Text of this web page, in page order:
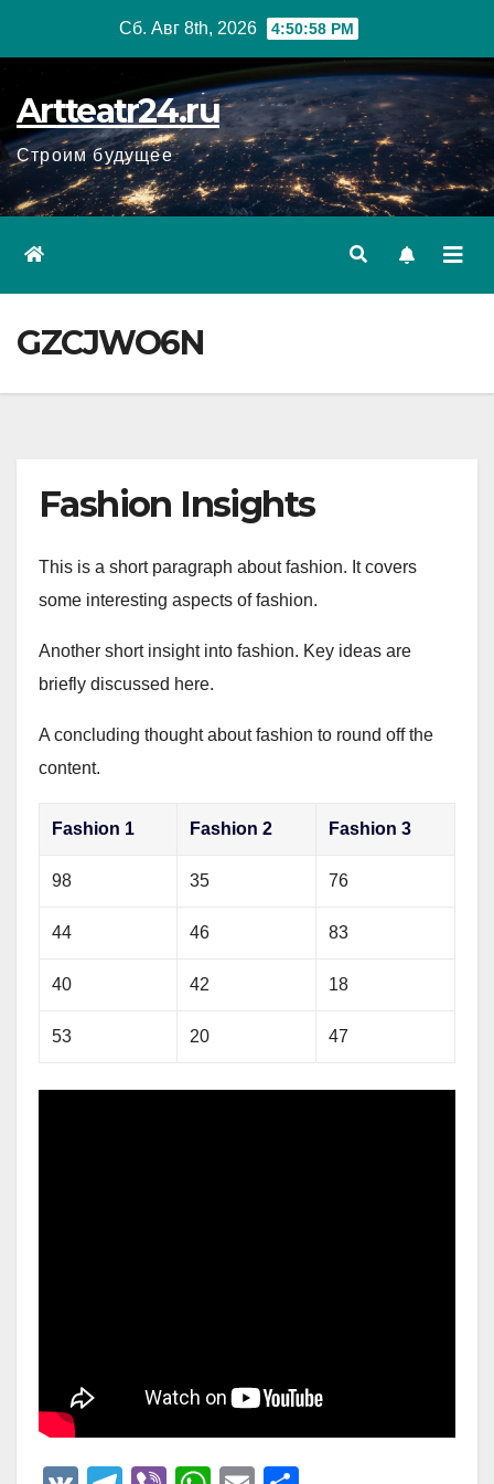
Сб. Авг 8th, 2026 4:50:59 PM
Artteatr24.ru
Строим будущее
GZCJWO6N
Fashion Insights
This is a short paragraph about fashion. It covers
some interesting aspects of fashion.
Another short insight into fashion. Key ideas are
briefly discussed here.
A concluding thought about fashion to round off the
content.
Fashion 1 Fashion 2 Fashion 3
98 35 76
44 46 83
40 42 18
53 20 47